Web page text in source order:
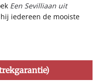
Een Sevilliaan uit
iedereen de mooiste